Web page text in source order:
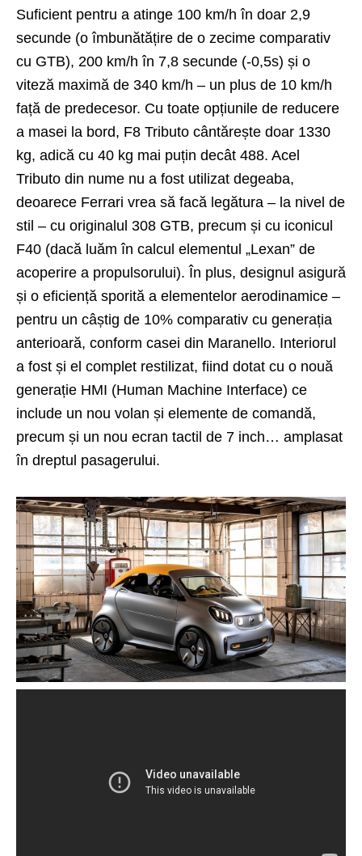
Suficient pentru a atinge 100 km/h în doar 2,9
secunde (o îmbunătățire de o zecime comparativ
cu GTB), 200 km/h în 7,8 secunde (-0,5s) și o
viteză maximă de 340 km/h – un plus de 10 km/h
față de predecesor. Cu toate opțiunile de reducere
a masei la bord, F8 Tributo cântărește doar 1330
kg, adică cu 40 kg mai puțin decât 488. Acel
Tributo din nume nu a fost utilizat degeaba,
deoarece Ferrari vrea să facă legătura – la nivel de
stil – cu originalul 308 GTB, precum și cu iconicul
F40 (dacă luăm în calcul elementul „Lexan” de
acoperire a propulsorului). În plus, designul asigură
și o eficiență sporită a elementelor aerodinamice –
pentru un câștig de 10% comparativ cu generația
anterioară, conform casei din Maranello. Interiorul
a fost și el complet restilizat, fiind dotat cu o nouă
generație HMI (Human Machine Interface) ce
include un nou volan și elemente de comandă,
precum și un nou ecran tactil de 7 inch… amplasat
în dreptul pasagerului.